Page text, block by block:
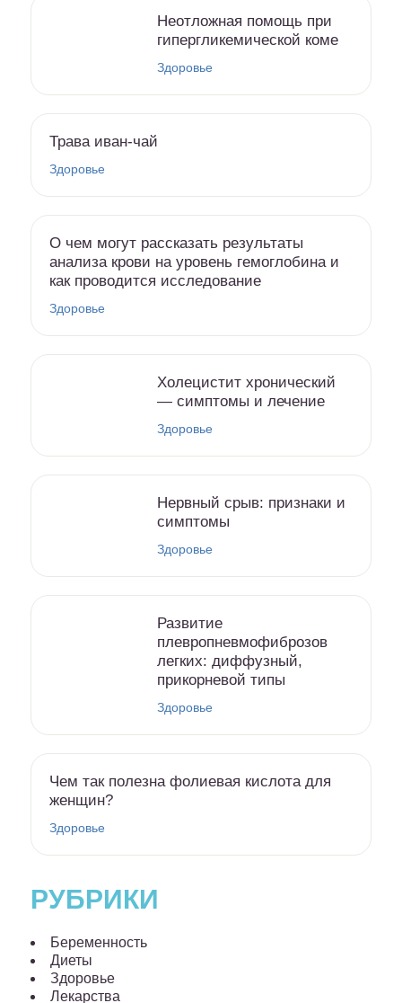
Неотложная помощь при
гипергликемической коме
Здоровье
Трава иван-чай
Здоровье
О чем могут рассказать результаты
анализа крови на уровень гемоглобина и
как проводится исследование
Здоровье
Холецистит хронический
— симптомы и лечение
Здоровье
Нервный срыв: признаки и
симптомы
Здоровье
Развитие
плевропневмофиброзов
легких: диффузный,
прикорневой типы
Здоровье
Чем так полезна фолиевая кислота для
женщин?
Здоровье
РУБРИКИ
Беременность
Диеты
Здоровье
Лекарства